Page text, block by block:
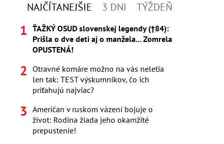
NAJČÍTANEJŠIE 3 DNI TÝŽDEŇ
ŤAŽKÝ OSUD slovenskej legendy (†84):
Prišla o dve deti aj o manžela... Zomrela
OPUSTENÁ!
Otravné komáre možno na vás neletia
len tak: TEST výskumníkov, čo ich
priťahujú najviac?
Američan v ruskom väzení bojuje o
život: Rodina žiada jeho okamžité
prepustenie!